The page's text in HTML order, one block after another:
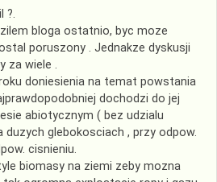
?.
bloga ostatnio, byc moze
poruszony . Jednakze dyskusji
za wiele .
doniesienia na temat powstania
dochodzi do jej
abiotycznym ( bez udzialu
duzych glebokosciach , przy odpow.
cisnieniu.
biomasy na ziemi zeby mozna